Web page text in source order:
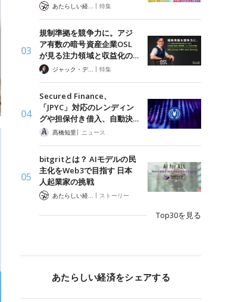
| 特集
規制準拠を競争力に。アジ
ア有数の暗号資産企業OSL
が見る注力領域と収益化の…
ジャック・デロン（Jack Derong） | 特集
Secured Finance、
「JPYC」対応のレンディン
グや担保付き借入、自動決…
髙橋知里 | ニュース
bitgritとは？ AIモデルの民
主化をWeb3で目指す 日本
人起業家の挑戦
| ストーリー
Top30を見る
あたらしい経済をシェアする